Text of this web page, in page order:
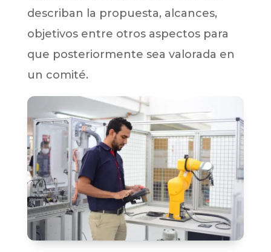
describan la propuesta, alcances,
objetivos entre otros aspectos para
que posteriormente sea valorada en
un comité.